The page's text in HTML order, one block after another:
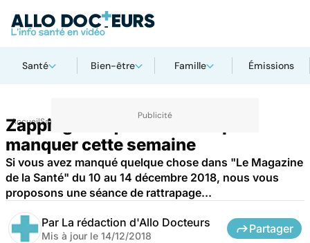
Santé Bien-être Famille Émissions
AccueilSanté
Zapping : ce qu'il ne fallait pas
manquer cette semaine
Si vous avez manqué quelque chose dans "Le Magazine
de la Santé" du 10 au 14 décembre 2018, nous vous
proposons une séance de rattrapage...
Par La rédaction d'Allo Docteurs
Mis à jour le 14/12/2018
Partager